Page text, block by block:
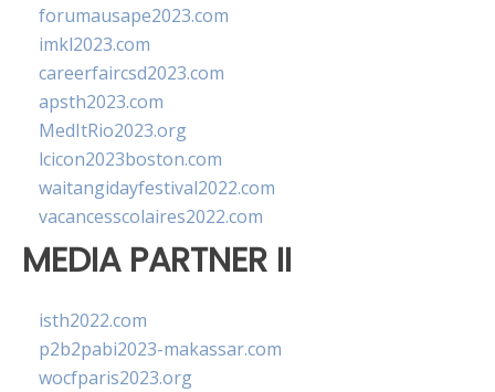
forumausape2023.com
imkl2023.com
careerfaircsd2023.com
apsth2023.com
MedItRio2023.org
lcicon2023boston.com
waitangidayfestival2022.com
vacancesscolaires2022.com
MEDIA PARTNER II
isth2022.com
p2b2pabi2023-makassar.com
wocfparis2023.org